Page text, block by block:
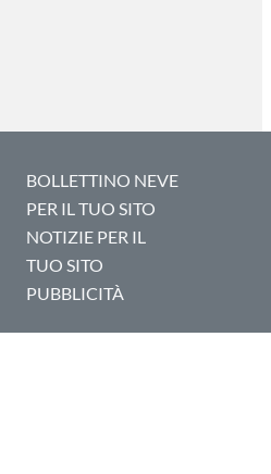
BOLLETTINO NEVE
PER IL TUO SITO
NOTIZIE PER IL
TUO SITO
PUBBLICITÀ